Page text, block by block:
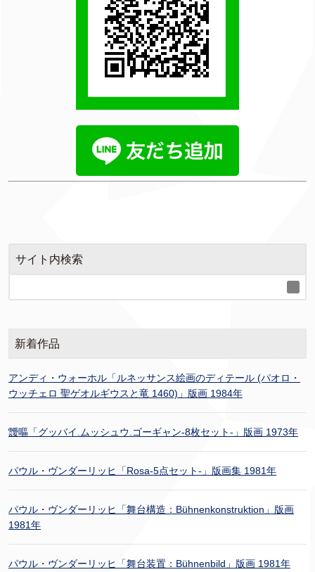
サイト内検索
新着作品
アンディ・ウォーホル「ルネッサンス絵画のディテール (パオロ・
ウッチェロ 聖ゲオルギウスと竜 1460)」版画 1984年
靉嘔「グッバイ.ムッシュウ.ゴーギャン-8枚セット-」版画 1973年
パウル・ヴンダーリッヒ「Rosa-5点セット-」版画集 1981年
パウル・ヴンダーリッヒ「舞台構造：Bühnenkonstruktion」版画
1981年
パウル・ヴンダーリッヒ「舞台装置：Bühnenbild」版画 1981年